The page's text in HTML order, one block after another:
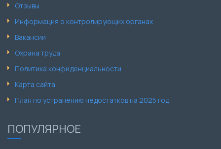
Отзывы
Информация о контролирующих органах
Вакансии
Охрана труда
Политика конфиденциальности
Карта сайта
План по устранению недостатков на 2025 год
ПОПУЛЯРНОЕ